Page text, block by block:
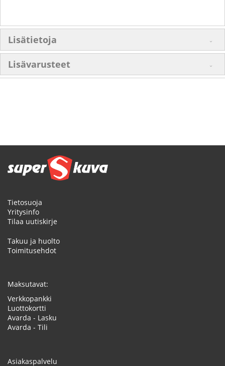
Lisätietoja
Lisävarusteet
Tietosuoja
Yritysinfo
Tilaa uutiskirje
Takuu ja huolto
Toimitusehdot
Maksutavat:
Verkkopankki
Luottokortti
Avarda - Lasku
Avarda - Tili
Asiakaspalvelu